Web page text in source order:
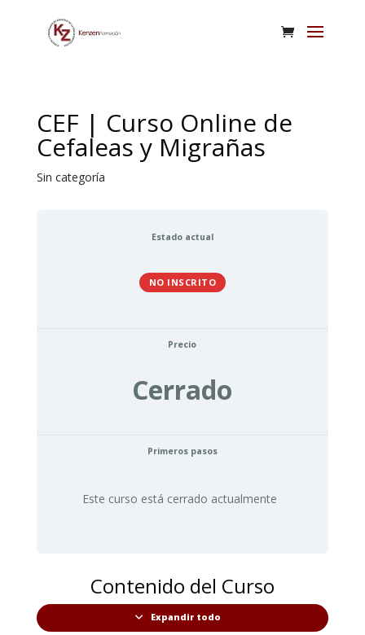
CEF | Curso Online de
Cefaleas y Migrañas
Sin categoría
Estado actual
NO INSCRITO
Precio
Cerrado
Primeros pasos
Este curso está cerrado actualmente
Contenido del Curso
Expandir todo
Lecciones